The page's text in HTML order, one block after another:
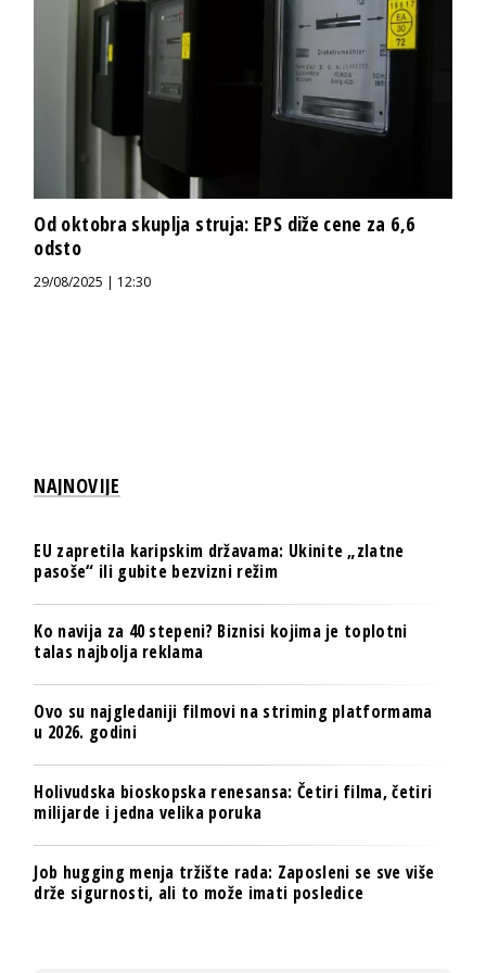
Od oktobra skuplja struja: EPS diže cene za 6,6
odsto
29/08/2025 | 12:30
NAJNOVIJE
EU zapretila karipskim državama: Ukinite „zlatne
pasoše“ ili gubite bezvizni režim
Ko navija za 40 stepeni? Biznisi kojima je toplotni
talas najbolja reklama
Ovo su najgledaniji filmovi na striming platformama
u 2026. godini
Holivudska bioskopska renesansa: Četiri filma, četiri
milijarde i jedna velika poruka
Job hugging menja tržište rada: Zaposleni se sve više
drže sigurnosti, ali to može imati posledice